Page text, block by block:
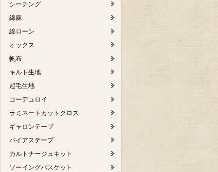
シーチング
綿麻
綿ローン
オックス
帆布
キルト生地
起毛生地
コーデュロイ
ラミネートカットクロス
ギャロンテープ
バイアステープ
カルトナージュキット
ソーイングバスケット